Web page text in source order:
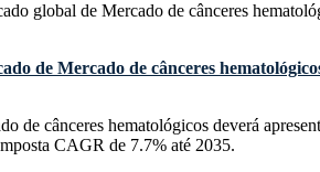
global de Mercado de cânceres
de Mercado de cânceres
de cânceres hematológicos deverá
CAGR de 7.7% até 2035.